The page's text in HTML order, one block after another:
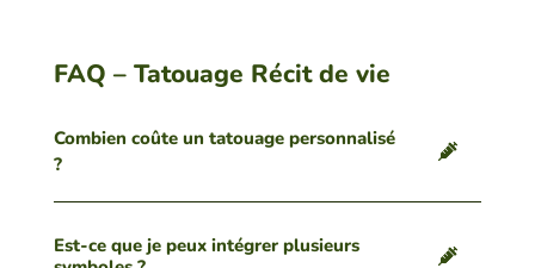
FAQ – Tatouage Récit de vie
Combien coûte un tatouage personnalisé
?
Est-ce que je peux intégrer plusieurs